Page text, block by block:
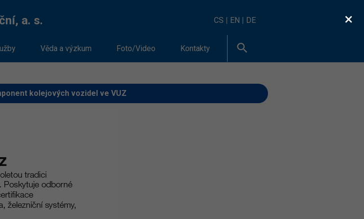
a. s. CS | EN | DE
Věda a výzkum Foto/Video Kontakty
kolejových vozidel ve VUZ
×